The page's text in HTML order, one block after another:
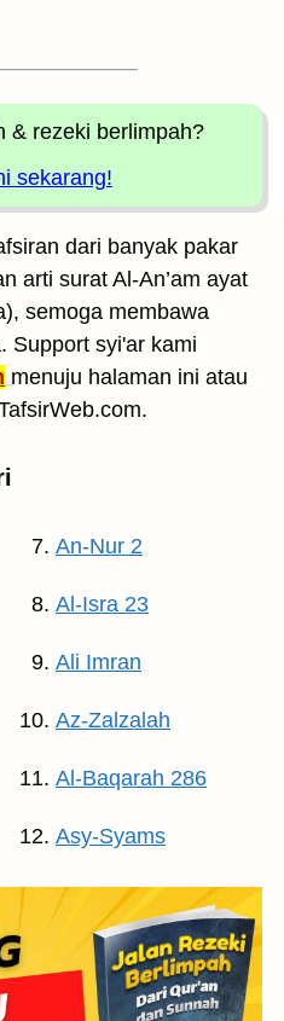
& rezeki berlimpah?
sekarang!
dari banyak pakar
arti surat Al-An’am ayat
semoga membawa
Support syi'ar kami
menuju halaman ini atau
An-Nur 2
Al-Isra 23
Ali Imran
Az-Zalzalah
Al-Baqarah 286
Asy-Syams